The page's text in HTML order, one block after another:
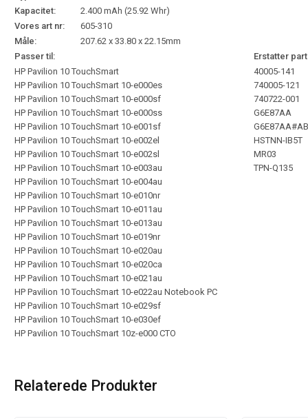
Kapacitet:
2.400 mAh (25.92 Whr)
Vores art nr:
605-310
Måle:
207.62 x 33.80 x 22.15mm
Passer til:
Erstatter
HP Pavilion 10 TouchSmart
HP Pavilion 10 TouchSmart 10-e000es
HP Pavilion 10 TouchSmart 10-e000sf
HP Pavilion 10 TouchSmart 10-e000ss
HP Pavilion 10 TouchSmart 10-e001sf
HP Pavilion 10 TouchSmart 10-e002el
HP Pavilion 10 TouchSmart 10-e002sl
HP Pavilion 10 TouchSmart 10-e003au
HP Pavilion 10 TouchSmart 10-e004au
HP Pavilion 10 TouchSmart 10-e010nr
HP Pavilion 10 TouchSmart 10-e011au
HP Pavilion 10 TouchSmart 10-e013au
HP Pavilion 10 TouchSmart 10-e019nr
HP Pavilion 10 TouchSmart 10-e020au
HP Pavilion 10 TouchSmart 10-e020ca
HP Pavilion 10 TouchSmart 10-e021au
HP Pavilion 10 TouchSmart 10-e022au Notebook PC
HP Pavilion 10 TouchSmart 10-e029sf
HP Pavilion 10 TouchSmart 10-e030ef
HP Pavilion 10 TouchSmart 10z-e000 CTO
40005-141
740005-121
740722-001
G6E87AA
HSTNN-IB5T
MR03
TPN-Q135
Relaterede Produkter